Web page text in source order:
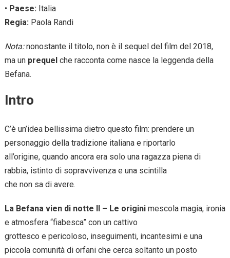
• Paese:Italia
Regia:Paola Randi
Nota:nonostante il titolo, non è il sequel del film del 2018,
ma un prequelche racconta come nasce la leggenda della
Befana.
Intro
C’è un’idea bellissima dietro questo film: prendere un
personaggio della tradizione italiana e riportarlo
all’origine, quando ancora era solo una ragazza piena di
rabbia, istinto di sopravvivenza e una scintilla
che non sa di avere.
La Befana vien di notte II – Le originimescola magia, ironia
e atmosfera “fiabesca” con un cattivo
grottesco e pericoloso, inseguimenti, incantesimi e una
piccola comunità di orfani che cerca soltanto un posto